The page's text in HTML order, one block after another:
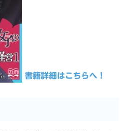
書籍詳細はこちらへ！